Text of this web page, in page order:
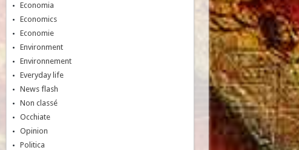
Economia
Economics
Economie
Environment
Environnement
Everyday life
News flash
Non classé
Occhiate
Opinion
Politica